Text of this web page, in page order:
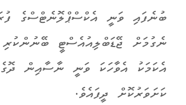
ބުނެފައި ވަނީ އެކްސްޕްލޮނެޓްސްގެ
ނެގުމަށް ޖޭޑަބްލިއުއެސްޓީ ބޭނުންކުރި
އެކަމަކު އެވާހަކަ ވަނީ ނާސާއިން
ކަށަވަރުކޮށް ދީފައެވެ.